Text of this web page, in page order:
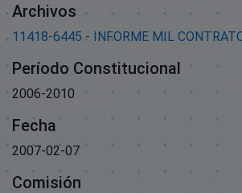
Archivos
11418-6445 - INFORME MIL
Período Constitucional
2006-2010
Fecha
2007-02-07
Comisión